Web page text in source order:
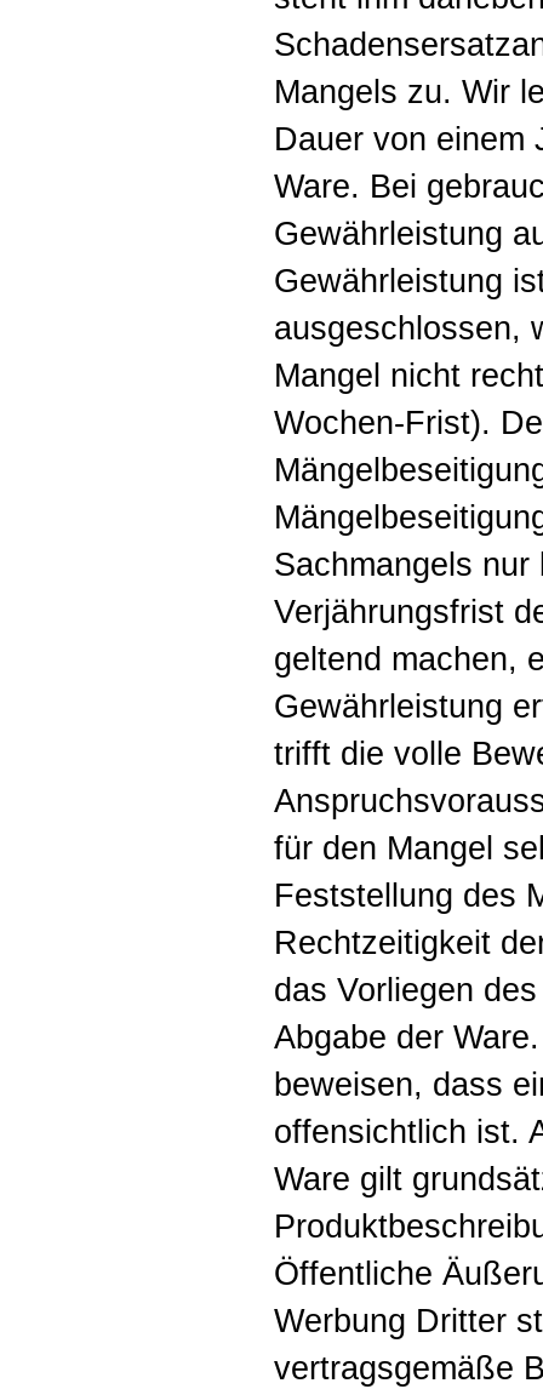
Mangels zu. Wir
Dauer von einem
Ware. Bei
Gewährleistung
Gewährleistung
ausgeschlossen,
Mangel nicht
Wochen-Frist).
Sachmangels
Verjährungsfrist
geltend machen,
Gewährleistung
trifft die volle
für den Mangel
Feststellung des
Rechtzeitigkeit
das Vorliegen
Abgabe der
beweisen, dass
offensichtlich ist.
Ware gilt
Öffentliche
Werbung Dritter
vertragsgemäße